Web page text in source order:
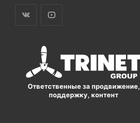
Ответственные за продвижение,
поддержку, контент